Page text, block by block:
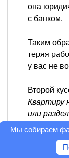
она
с банком.
Таким
теряя
у вас не
Второй
Квартиру
или
продать,
Мы собираем